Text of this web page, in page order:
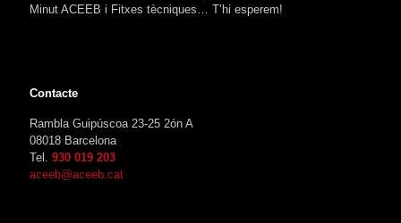
Minut ACEEB i Fitxes tècniques… T’hi esperem!
Contacte
Rambla Guipúscoa 23-25 2ón A
08018 Barcelona
Tel. 930 019 203
aceeb@aceeb.cat